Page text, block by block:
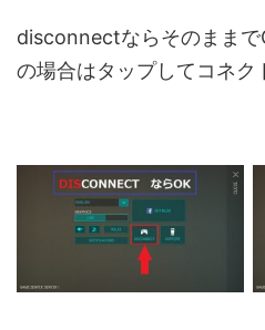
disconnectならそのまま
の場合はタップしてコネク